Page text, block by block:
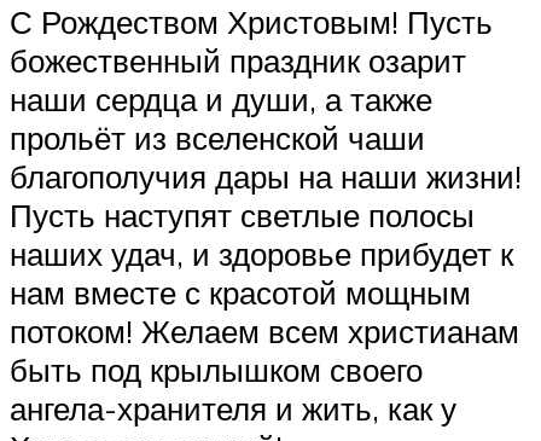
С Рождеством Христовым! Пусть
божественный праздник озарит
наши сердца и души, а также
прольёт из вселенской чаши
благополучия дары на наши жизни!
Пусть наступят светлые полосы
наших удач, и здоровье прибудет к
нам вместе с красотой мощным
потоком! Желаем всем христианам
быть под крылышком своего
ангела-хранителя и жить, как у